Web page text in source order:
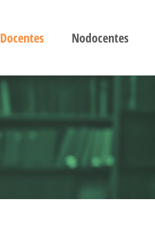
Docentes Nodocentes